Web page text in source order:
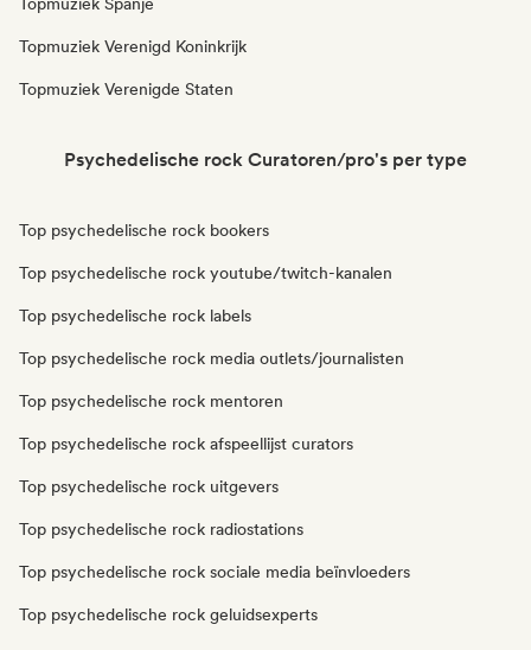
Topmuziek Verenigd Koninkrijk
Topmuziek Verenigde Staten
Psychedelische rock Curatoren/pro's per type
Top psychedelische rock bookers
Top psychedelische rock youtube/twitch-kanalen
Top psychedelische rock labels
Top psychedelische rock media outlets/journalisten
Top psychedelische rock mentoren
Top psychedelische rock afspeellijst curators
Top psychedelische rock uitgevers
Top psychedelische rock radiostations
Top psychedelische rock sociale media beïnvloeders
Top psychedelische rock geluidsexperts